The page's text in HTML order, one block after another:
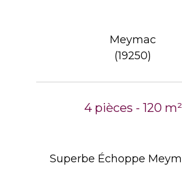
Meymac
(19250)
4 pièces - 120 m²
Superbe Échoppe